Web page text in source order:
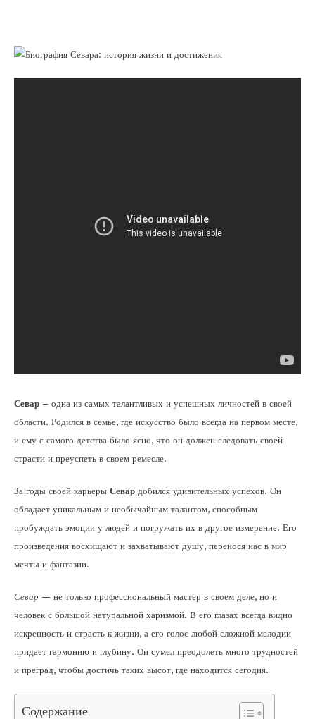
Севар – одна из самых талантливых и успешных личностей в своей
области. Родился в семье, где искусство было всегда на первом месте,
и ему с самого детства было ясно, что он должен следовать своей
страсти и преуспеть в своем ремесле.
За годы своей карьеры Севар добился удивительных успехов. Он
обладает уникальным и необычайным талантом, способным
пробуждать эмоции у людей и погружать их в другое измерение. Его
произведения восхищают и захватывают душу, перенося нас в мир
мечты и фантазии.
Севар — не только профессиональный мастер в своем деле, но и
человек с большой натуральной харизмой. В его глазах всегда видно
искренность и страсть к жизни, а его голос любой сложной мелодии
придает гармонию и глубину. Он сумел преодолеть много трудностей
и преград, чтобы достичь таких высот, где находится сегодня.
Содержание